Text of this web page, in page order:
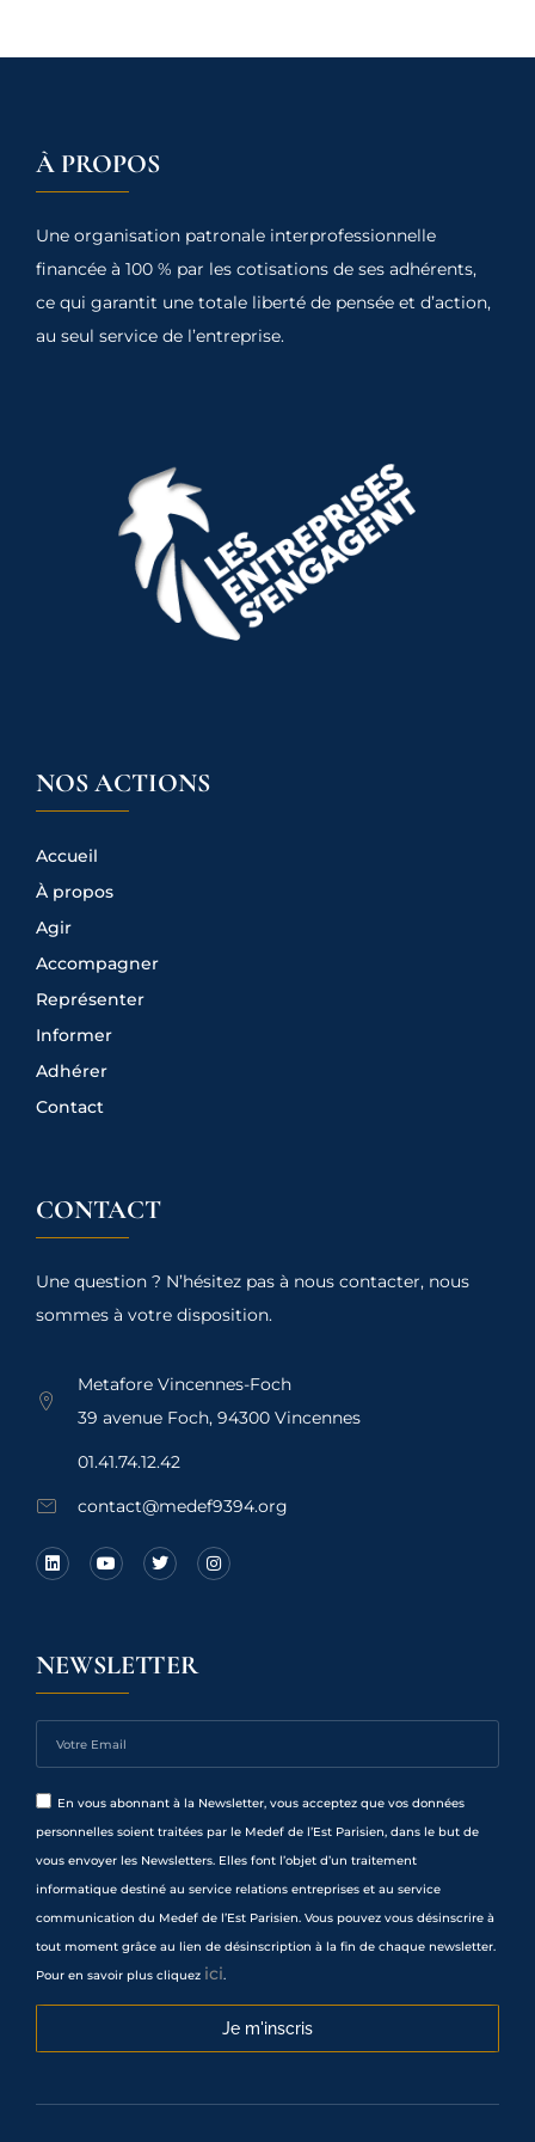
À PROPOS
Une organisation patronale interprofessionnelle
financée à 100 % par les cotisations de ses adhérents,
ce qui garantit une totale liberté de pensée et d’action,
au seul service de l’entreprise.
NOS ACTIONS
Accueil
À propos
Agir
Accompagner
Représenter
Informer
Adhérer
Contact
CONTACT
Une question ? N’hésitez pas à nous contacter, nous
sommes à votre disposition.
Metafore Vincennes-Foch
39 avenue Foch, 94300 Vincennes
01.41.74.12.42
contact@medef9394.org
NEWSLETTER
En vous abonnant à la Newsletter, vous acceptez que vos données
personnelles soient traitées par le Medef de l’Est Parisien, dans le but de
vous envoyer les Newsletters. Elles font l’objet d’un traitement
informatique destiné au service relations entreprises et au service
communication du Medef de l’Est Parisien. Vous pouvez vous désinscrire à
tout moment grâce au lien de désinscription à la fin de chaque newsletter.
Pour en savoir plus cliquez ici.
Je m'inscris